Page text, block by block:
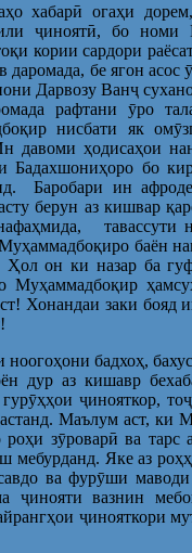
хабарӣ огаҳи
ҷиноятӣ, бо номи
кории сардори
бе ягон асос
Дарвозу Ванҷ
рафтани ӯро
нисбати як
давоми ҳодисаҳои
Бадахшониҳоро бо
Баробари ин
берун аз кишвар
тавассути
баён
Ҳол он ки назар ба
Муҳаммадбоқир
Хонандаи заки бояд
бадхоҳ,
дур аз кишавр
ҷинояткор,
Маълум аст, ки
зӯроварӣ ва тарс
мебурданд. Яке аз
ва фурӯши
ҷинояти вазнин
ҷинояткори